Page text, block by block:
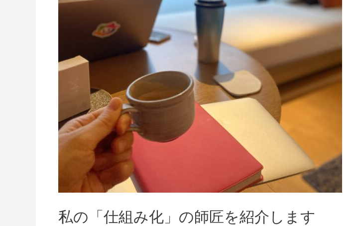
私の「仕組み化」の師匠を紹介します